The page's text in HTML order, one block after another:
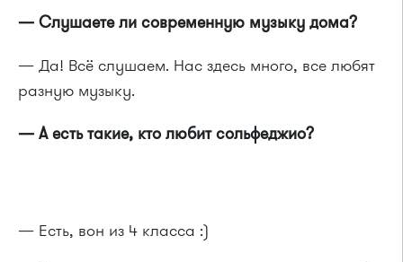
— Слушаете ли современную музыку дома?
— Да! Всё слушаем. Нас здесь много, все любят
разную музыку.
— А есть такие, кто любит сольфеджио?
— Есть, вон из 4 класса :)